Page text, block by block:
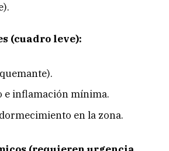
(cuadro leve):
e inflamación mínima.
en la zona.